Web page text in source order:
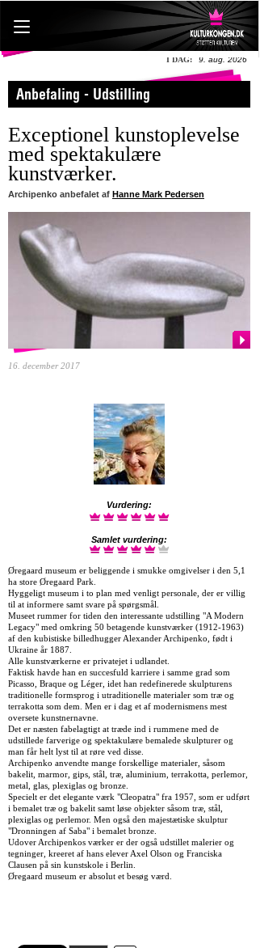
I DAG: 9. aug. 2026
Anbefaling - Udstilling
Exceptionel kunstoplevelse
med spektakulære
kunstværker.
Archipenko anbefalet af Hanne Mark Pedersen
16. december 2017
Vurdering:
Samlet vurdering:
Øregaard museum er beliggende i smukke omgivelser i den 5,1
ha store Øregaard Park.
Hyggeligt museum i to plan med venligt personale, der er villig
til at informere samt svare på spørgsmål.
Museet rummer for tiden den interessante udstilling "A Modern
Legacy" med omkring 50 betagende kunstværker (1912-1963)
af den kubistiske billedhugger Alexander Archipenko, født i
Ukraine år 1887.
Alle kunstværkerne er privatejet i udlandet.
Faktisk havde han en succesfuld karriere i samme grad som
Picasso, Braque og Léger, idet han redefinerede skulpturens
traditionelle formsprog i utraditionelle materialer som træ og
terrakotta som dem. Men er i dag et af modernismens mest
oversete kunstnernavne.
Det er næsten fabelagtigt at træde ind i rummene med de
udstillede farverige og spektakulære bemalede skulpturer og
man får helt lyst til at røre ved disse.
Archipenko anvendte mange forskellige materialer, såsom
bakelit, marmor, gips, stål, træ, aluminium, terrakotta, perlemor,
metal, glas, plexiglas og bronze.
Specielt er det elegante værk "Cleopatra" fra 1957, som er udført
i bemalet træ og bakelit samt løse objekter såsom træ, stål,
plexiglas og perlemor. Men også den majestætiske skulptur
"Dronningen af Saba" i bemalet bronze.
Udover Archipenkos værker er der også udstillet malerier og
tegninger, kreeret af hans elever Axel Olson og Franciska
Clausen på sin kunstskole i Berlin.
Øregaard museum er absolut et besøg værd.